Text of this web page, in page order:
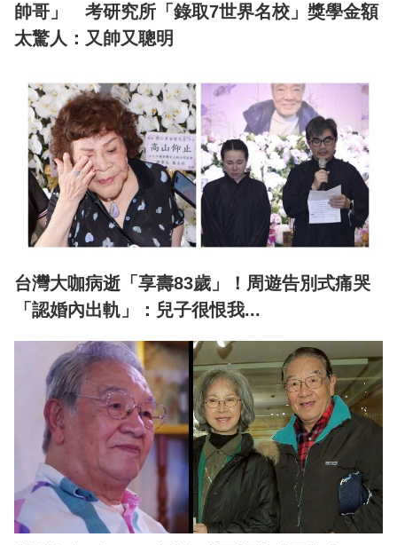
帥哥」 考研究所「錄取7世界名校」獎學金額
太驚人：又帥又聰明
台灣大咖病逝「享壽83歲」！周遊告別式痛哭
「認婚內出軌」：兒子很恨我...